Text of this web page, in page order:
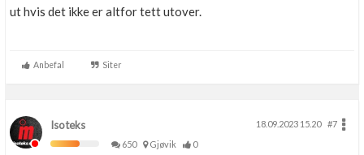
ut hvis det ikke er altfor tett utover.
Anbefal Siter
Isoteks 18.09.2023 15.20
#7
650
Gjøvik 0